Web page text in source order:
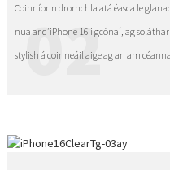
Coinníonn dromchla atá éasca le
nua ar d’iPhone 16 i gcónaí, ag
stylish á coinneáil aige ag an am céanna.
02